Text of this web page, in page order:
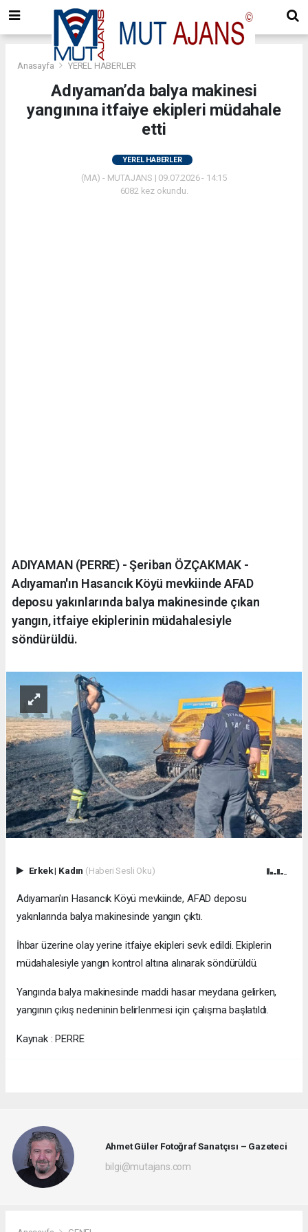
Anasayfa YEREL HABERLER
Adıyaman’da balya makinesi
yangınına itfaiye ekipleri müdahale
etti
YEREL HABERLER
(MA) - MUTAJANS | 09.07.2026 - 14:15
6082 kez okundu.
ADIYAMAN (PERRE) - Şeriban ÖZÇAKMAK -
Adıyaman'ın Hasancık Köyü mevkiinde AFAD
deposu yakınlarında balya makinesinde çıkan
yangın, itfaiye ekiplerinin müdahalesiyle
söndürüldü.
Erkek| Kadın (Haberi Sesli Oku)
Adıyaman'ın Hasancık Köyü mevkiinde, AFAD deposu
yakınlarında balya makinesinde yangın çıktı.
İhbar üzerine olay yerine itfaiye ekipleri sevk edildi. Ekiplerin
müdahalesiyle yangın kontrol altına alınarak söndürüldü.
Yangında balya makinesinde maddi hasar meydana gelirken,
yangının çıkış nedeninin belirlenmesi için çalışma başlatıldı.
Kaynak : PERRE
Ahmet Güler Fotoğraf Sanatçısı – Gazeteci
bilgi@mutajans.com